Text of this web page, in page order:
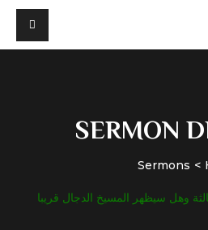
SERMON
Sermons
وهل سيظهر المسيخ الدجال قريبا